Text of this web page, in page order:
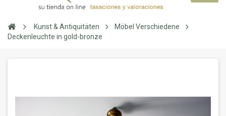
Kunst & Antiquitäten
Möbel Verschiedene
Deckenleuchte in gold-bronze